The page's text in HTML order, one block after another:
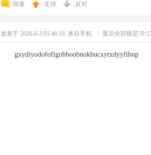
回复 支持 反对
发表于 2026-6-3 01:46:18 来自手机 显示全部楼层 IP:
gxydiyodofofigobboobnokbucxytxdyyfibnp